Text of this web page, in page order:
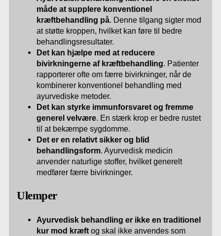
måde at supplere konventionel
kræftbehandling på. Denne tilgang sigter mod
at støtte kroppen, hvilket kan føre til bedre
behandlingsresultater.
Det kan hjælpe med at reducere
bivirkningerne af kræftbehandling. Patienter
rapporterer ofte om færre bivirkninger, når de
kombinerer konventionel behandling med
ayurvediske metoder.
Det kan styrke immunforsvaret og fremme
generel velvære. En stærk krop er bedre rustet
til at bekæmpe sygdomme.
Det er en relativt sikker og blid
behandlingsform. Ayurvedisk medicin
anvender naturlige stoffer, hvilket generelt
medfører færre bivirkninger.
Ulemper
Ayurvedisk behandling er ikke en traditionel
kur mod kræft og skal ikke anvendes som